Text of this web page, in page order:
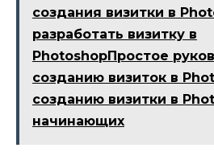
создания визитки в
разработать визитку в
PhotoshopПростое
созданию визиток в
созданию визитки в
начинающих